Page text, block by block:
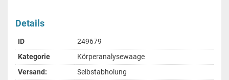
Details
ID
249679
Kategorie
Körperanalysewaage
Versand:
Selbstabholung